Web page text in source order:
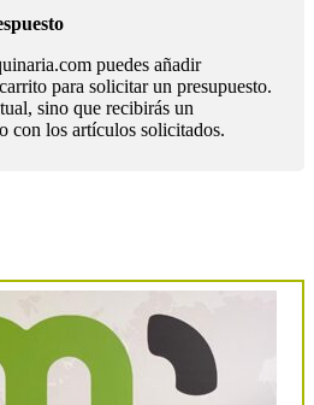
puedes añadir
para solicitar un presupuesto.
sino que recibirás un
con los artículos solicitados.